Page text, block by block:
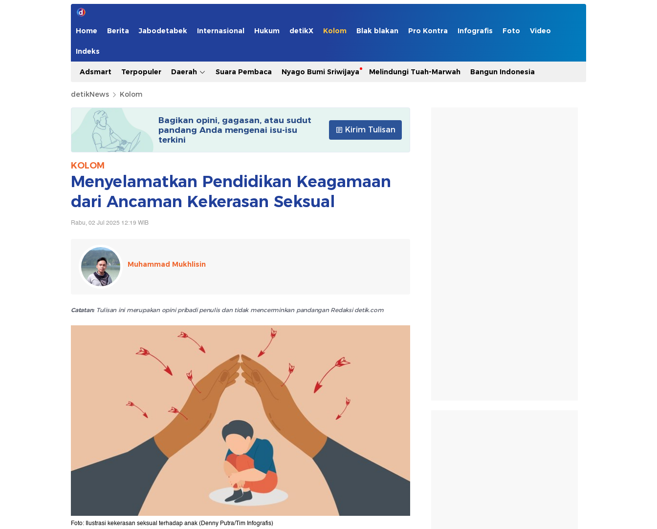
Home Berita Jabodetabek Internasional Hukum detikX Kolom Blak blakan Pro Kontra Infografis Foto Video
Indeks
Adsmart Terpopuler Daerah Suara Pembaca Nyago Bumi Sriwijaya Melindungi Tuah-Marwah Bangun Indonesia
detikNews Kolom
Bagikan opini, gagasan, atau sudut
pandang Anda mengenai isu-isu
terkini
Kirim Tulisan
KOLOM
Menyelamatkan Pendidikan Keagamaan
dari Ancaman Kekerasan Seksual
Rabu, 02 Jul 2025 12:19 WIB
Muhammad Mukhlisin
Catatan:Tulisan ini merupakan opini pribadi penulis dan tidak mencerminkan pandangan Redaksi detik.com
Foto: Ilustrasi kekerasan seksual terhadap anak (Denny Putra/Tim Infografis)